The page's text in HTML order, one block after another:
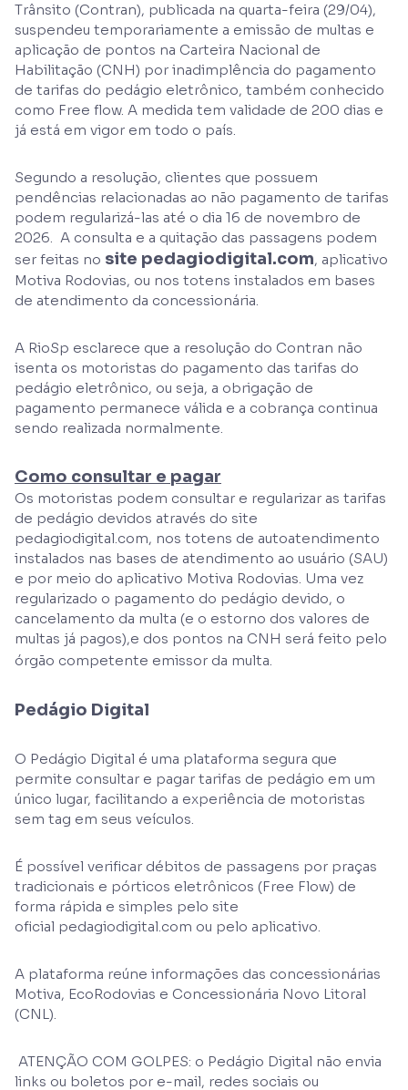
Trânsito (Contran), publicada na quarta-feira (29/04),
suspendeu temporariamente a emissão de multas e
aplicação de pontos na Carteira Nacional de
Habilitação (CNH) por inadimplência do pagamento
de tarifas do pedágio eletrônico, também conhecido
como Free flow. A medida tem validade de 200 dias e
já está em vigor em todo o país.
Segundo a resolução, clientes que possuem
pendências relacionadas ao não pagamento de tarifas
podem regularizá-las até o dia 16 de novembro de
2026. A consulta e a quitação das passagens podem
ser feitas no site pedagiodigital.com, aplicativo
Motiva Rodovias, ou nos totens instalados em bases
de atendimento da concessionária.
A RioSp esclarece que a resolução do Contran não
isenta os motoristas do pagamento das tarifas do
pedágio eletrônico, ou seja, a obrigação de
pagamento permanece válida e a cobrança continua
sendo realizada normalmente.
Como consultar e pagar
Os motoristas podem consultar e regularizar as tarifas
de pedágio devidos através do site
pedagiodigital.com, nos totens de autoatendimento
instalados nas bases de atendimento ao usuário (SAU)
e por meio do aplicativo Motiva Rodovias. Uma vez
regularizado o pagamento do pedágio devido, o
cancelamento da multa (e o estorno dos valores de
multas já pagos),e dos pontos na CNH será feito pelo
órgão competente emissor da multa.
Pedágio Digital
O Pedágio Digital é uma plataforma segura que
permite consultar e pagar tarifas de pedágio em um
único lugar, facilitando a experiência de motoristas
sem tag em seus veículos.
É possível verificar débitos de passagens por praças
tradicionais e pórticos eletrônicos (Free Flow) de
forma rápida e simples pelo site
oficial pedagiodigital.com ou pelo aplicativo.
A plataforma reúne informações das concessionárias
Motiva, EcoRodovias e Concessionária Novo Litoral
(CNL).
ATENÇÃO COM GOLPES: o Pedágio Digital não envia
links ou boletos por e-mail, redes sociais ou